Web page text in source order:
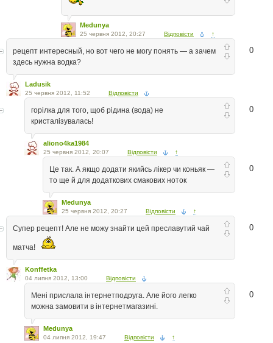
Medunya
25 червня 2012, 20:27 Відповісти ↑
0
рецепт интересный, но вот чего не могу понять — а зачем
здесь нужна водка?
Ladusik
25 червня 2012, 11:52 Відповісти
0
горілка для того, щоб рідина (вода) не
кристалізувалась!
aliono4ka1984
25 червня 2012, 20:07 Відповісти ↑
0
Це так. А якщо додати якийсь лікер чи коньяк —
то ще й для додаткових смакових ноток
Medunya
25 червня 2012, 20:27 Відповісти ↑
0
Супер рецепт! Але не можу знайти цей преславутий чай
матча!
Konffetka
04 липня 2012, 13:00 Відповісти
0
Мені прислала інтернетподруга. Але його легко
можна замовити в інтернетмагазині.
Medunya
04 липня 2012, 19:47 Відповісти ↑